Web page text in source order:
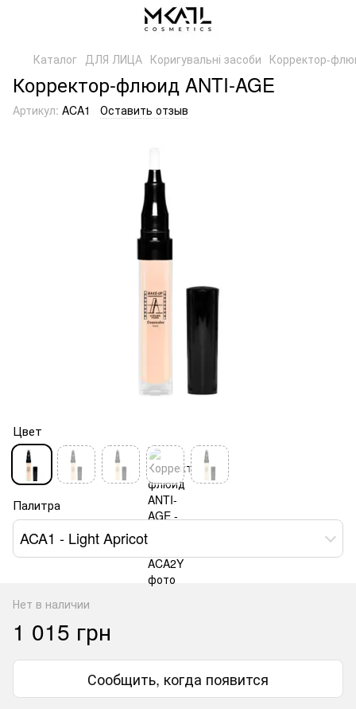
Каталог ДЛЯ ЛИЦА Коригувальні засоби Корректор-
Корректор-флюид ANTI-AGE
Артикул: ACA1 Оставить отзыв
Цвет
Палитра
ACA1 - Light Apricot
Нет в наличии
1 015 грн
Сообщить, когда появится